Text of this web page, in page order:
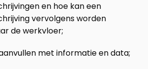
en hoe kan een
vervolgens worden
de werkvloer;
met informatie en data;